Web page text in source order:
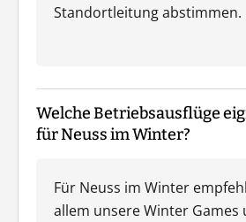
Standortleitung abstimmen.
Welche Betriebsausflüge
für Neuss im Winter?
Für Neuss im Winter
allem unsere Winter Games